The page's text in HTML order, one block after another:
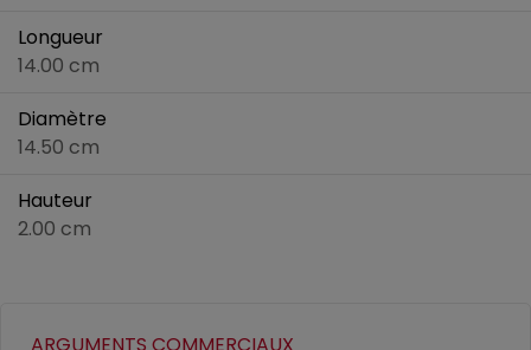
Longueur
14.00 cm
Diamètre
14.50 cm
Hauteur
2.00 cm